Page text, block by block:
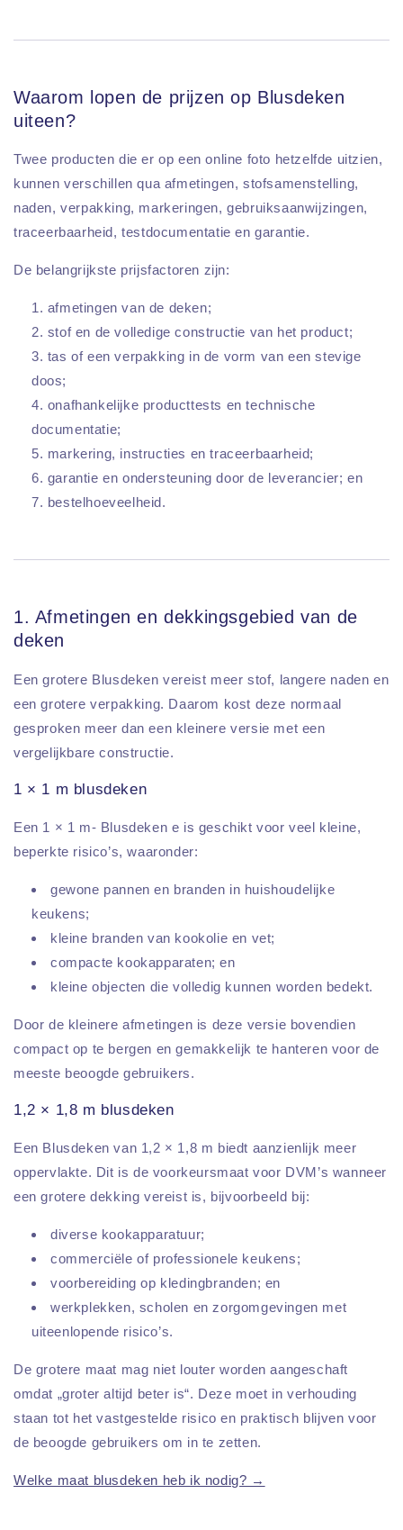
Waarom lopen de prijzen op Blusdeken
uiteen?
Twee producten die er op een online foto hetzelfde uitzien,
kunnen verschillen qua afmetingen, stofsamenstelling,
naden, verpakking, markeringen, gebruiksaanwijzingen,
traceerbaarheid, testdocumentatie en garantie.
De belangrijkste prijsfactoren zijn:
afmetingen van de deken;
stof en de volledige constructie van het product;
tas of een verpakking in de vorm van een stevige
doos;
onafhankelijke producttests en technische
documentatie;
markering, instructies en traceerbaarheid;
garantie en ondersteuning door de leverancier; en
bestelhoeveelheid.
1. Afmetingen en dekkingsgebied van de
deken
Een grotere Blusdeken vereist meer stof, langere naden en
een grotere verpakking. Daarom kost deze normaal
gesproken meer dan een kleinere versie met een
vergelijkbare constructie.
1 × 1 m blusdeken
Een 1 × 1 m- Blusdeken e is geschikt voor veel kleine,
beperkte risico’s, waaronder:
gewone pannen en branden in huishoudelijke
keukens;
kleine branden van kookolie en vet;
compacte kookapparaten; en
kleine objecten die volledig kunnen worden bedekt.
Door de kleinere afmetingen is deze versie bovendien
compact op te bergen en gemakkelijk te hanteren voor de
meeste beoogde gebruikers.
1,2 × 1,8 m blusdeken
Een Blusdeken van 1,2 × 1,8 m biedt aanzienlijk meer
oppervlakte. Dit is de voorkeursmaat voor DVM’s wanneer
een grotere dekking vereist is, bijvoorbeeld bij:
diverse kookapparatuur;
commerciële of professionele keukens;
voorbereiding op kledingbranden; en
werkplekken, scholen en zorgomgevingen met
uiteenlopende risico’s.
De grotere maat mag niet louter worden aangeschaft
omdat „groter altijd beter is“. Deze moet in verhouding
staan tot het vastgestelde risico en praktisch blijven voor
de beoogde gebruikers om in te zetten.
Welke maat blusdeken heb ik nodig? →